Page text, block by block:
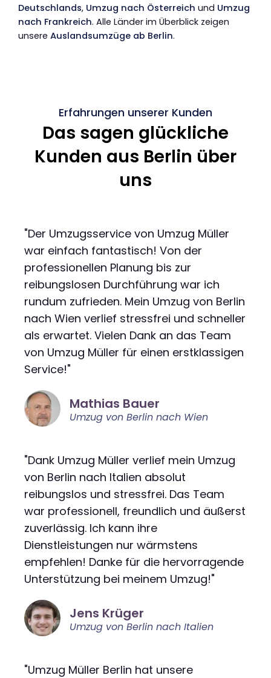
Deutschlands, Umzug nach Österreich und Umzug
nach Frankreich. Alle Länder im Überblick zeigen
unsere Auslandsumzüge ab Berlin.
Erfahrungen unserer Kunden
Das sagen glückliche
Kunden aus Berlin über
uns
"Der Umzugsservice von Umzug Müller
war einfach fantastisch! Von der
professionellen Planung bis zur
reibungslosen Durchführung war ich
rundum zufrieden. Mein Umzug von Berlin
nach Wien verlief stressfrei und schneller
als erwartet. Vielen Dank an das Team
von Umzug Müller für einen erstklassigen
Service!"
Mathias Bauer
Umzug von Berlin nach Wien
"Dank Umzug Müller verlief mein Umzug
von Berlin nach Italien absolut
reibungslos und stressfrei. Das Team
war professionell, freundlich und äußerst
zuverlässig. Ich kann ihre
Dienstleistungen nur wärmstens
empfehlen! Danke für die hervorragende
Unterstützung bei meinem Umzug!"
Jens Krüger
Umzug von Berlin nach Italien
"Umzug Müller Berlin hat unsere